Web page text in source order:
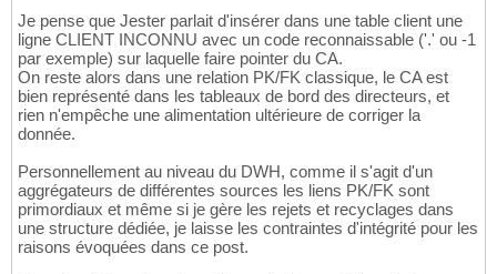
Je pense que Jester parlait d'insérer dans une table client une
ligne CLIENT INCONNU avec un code reconnaissable ('.' ou -1
par exemple) sur laquelle faire pointer du CA.
On reste alors dans une relation PK/FK classique, le CA est
bien représenté dans les tableaux de bord des directeurs, et
rien n'empêche une alimentation ultérieure de corriger la
donnée.
Personnellement au niveau du DWH, comme il s'agit d'un
aggrégateurs de différentes sources les liens PK/FK sont
primordiaux et même si je gère les rejets et recyclages dans
une structure dédiée, je laisse les contraintes d'intégrité pour les
raisons évoquées dans ce post.